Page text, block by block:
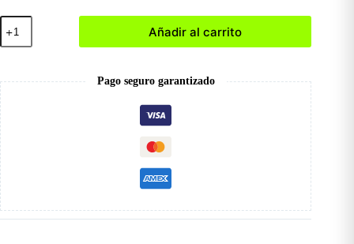
Cosmetiquera
Rosa
Diamante
Añadir al carrito
Pago seguro garantizado